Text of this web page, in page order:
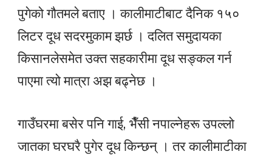
पुगेको गौतमले बताए । कालीमाटीबाट दैनिक १५०
लिटर दूध सदरमुकाम झर्छ । दलित समुदायका
किसानलेसमेत उक्त सहकारीमा दूध सङ्कल गर्न
पाएमा त्यो मात्रा अझ बढ्नेछ ।
गाउँघरमा बसेर पनि गाई, भैँसी नपाल्नेहरू उपल्लो
जातका घरघरै पुगेर दूध किन्छन् । तर कालीमाटीका